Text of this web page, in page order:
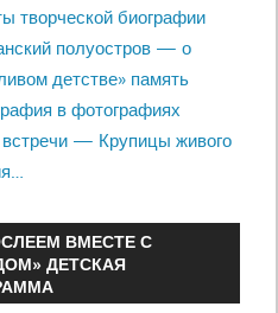
творческой биографии
полуостров — о
детстве» память
в фотографиях
— Крупицы живого
ВМЕСТЕ С
ДЕТСКАЯ